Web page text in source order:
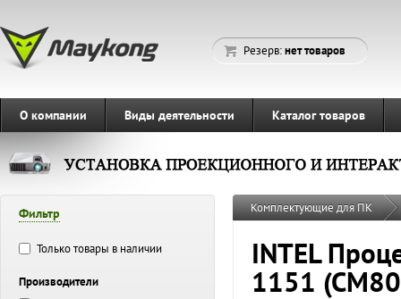
Резерв:нет товаров
О компании Виды деятельности Каталог товаров
Фильтр
Только товары в наличии
Производители
Комплектующие для ПК
INTEL
1151